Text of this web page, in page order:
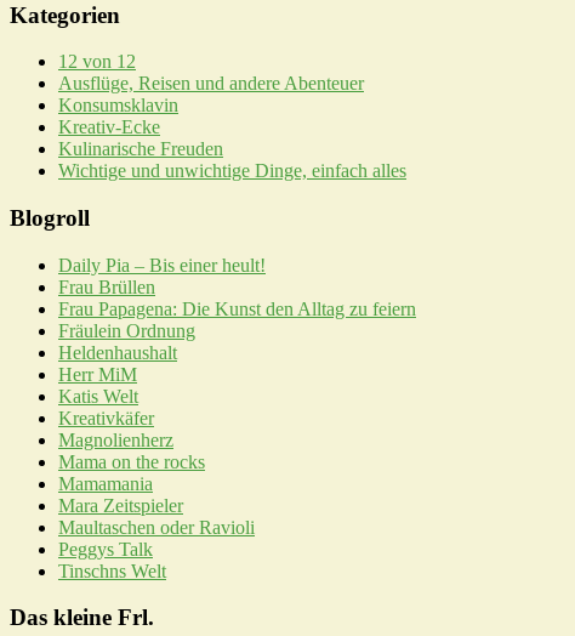
Kategorien
12 von 12
Ausflüge, Reisen und andere Abenteuer
Konsumsklavin
Kreativ-Ecke
Kulinarische Freuden
Wichtige und unwichtige Dinge, einfach alles
Blogroll
Daily Pia – Bis einer heult!
Frau Brüllen
Frau Papagena: Die Kunst den Alltag zu feiern
Fräulein Ordnung
Heldenhaushalt
Herr MiM
Katis Welt
Kreativkäfer
Magnolienherz
Mama on the rocks
Mamamania
Mara Zeitspieler
Maultaschen oder Ravioli
Peggys Talk
Tinschns Welt
Das kleine Frl.